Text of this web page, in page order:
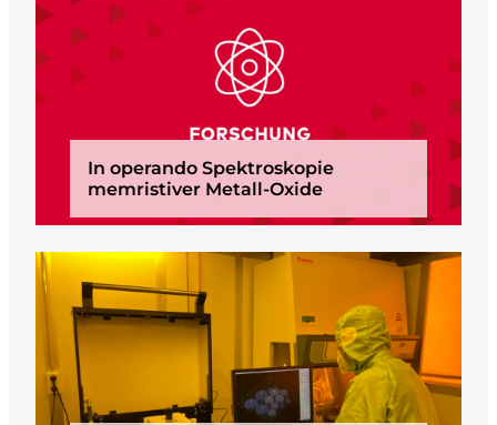
In operando Spektroskopie
memristiver Metall-Oxide